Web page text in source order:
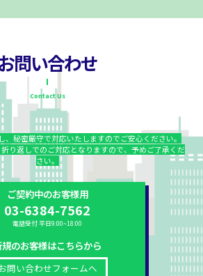
問い合わせ
Contact Us
、秘密厳守で対応いたしますのでご安心ください。
り返しでのご対応となりますので、予めご了承くだ
さい。
ご契約中のお客様用
03-6384-7562
電話受付 平日9:00~18:00
のお客様はこちらから
問い合わせフォームへ